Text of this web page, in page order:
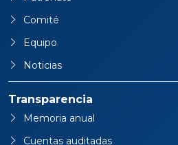
Comité
Equipo
Noticias
Transparencia
Memoria anual
Cuentas auditadas